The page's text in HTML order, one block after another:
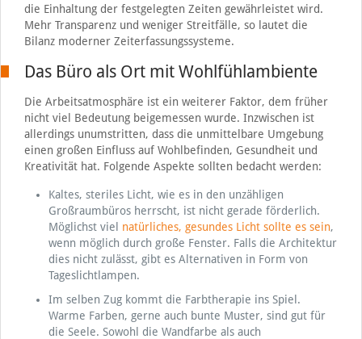
die Einhaltung der festgelegten Zeiten gewährleistet wird.
Mehr Transparenz und weniger Streitfälle, so lautet die
Bilanz moderner Zeiterfassungssysteme.
Das Büro als Ort mit Wohlfühlambiente
Die Arbeitsatmosphäre ist ein weiterer Faktor, dem früher
nicht viel Bedeutung beigemessen wurde. Inzwischen ist
allerdings unumstritten, dass die unmittelbare Umgebung
einen großen Einfluss auf Wohlbefinden, Gesundheit und
Kreativität hat. Folgende Aspekte sollten bedacht werden:
Kaltes, steriles Licht, wie es in den unzähligen
Großraumbüros herrscht, ist nicht gerade förderlich.
Möglichst viel natürliches, gesundes Licht sollte es sein,
wenn möglich durch große Fenster. Falls die Architektur
dies nicht zulässt, gibt es Alternativen in Form von
Tageslichtlampen.
Im selben Zug kommt die Farbtherapie ins Spiel.
Warme Farben, gerne auch bunte Muster, sind gut für
die Seele. Sowohl die Wandfarbe als auch